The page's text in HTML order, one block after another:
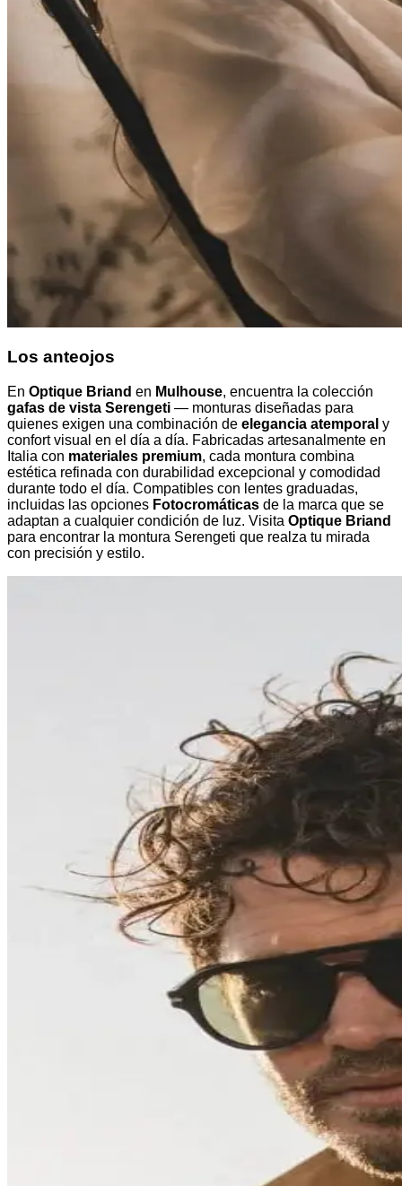
Los anteojos
En Optique Briand en Mulhouse, encuentra la colección
gafas de vista Serengeti — monturas diseñadas para
quienes exigen una combinación de elegancia atemporal y
confort visual en el día a día. Fabricadas artesanalmente en
Italia con materiales premium, cada montura combina
estética refinada con durabilidad excepcional y comodidad
durante todo el día. Compatibles con lentes graduadas,
incluidas las opciones Fotocromáticas de la marca que se
adaptan a cualquier condición de luz. Visita Optique Briand
para encontrar la montura Serengeti que realza tu mirada
con precisión y estilo.